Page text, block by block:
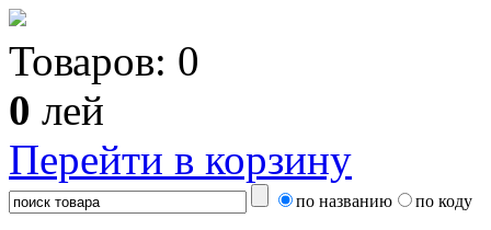
Товаров: 0
0 лей
Перейти в корзину
по названию по коду